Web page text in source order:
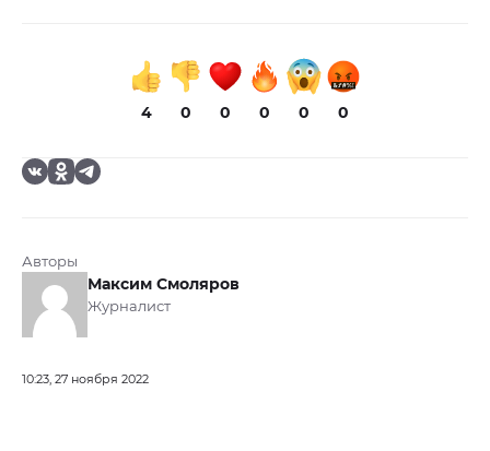
4 0 0 0 0 0
Авторы
Максим Смоляров
Журналист
10:23, 27 ноября 2022